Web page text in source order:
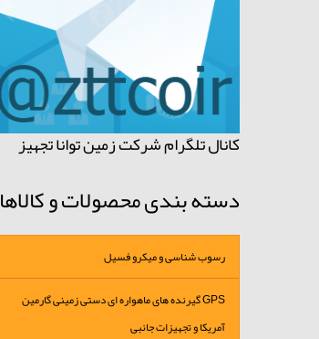
کانال تلگرام شرکت زمین توانا تجهیز
دسته بندی محصولات و کالاها
رسوب شناسی و میکرو فسیل
GPS گیرنده های ماهواره ای دستی زمینی گارمین
آمریکا و تجهیزات جانبی